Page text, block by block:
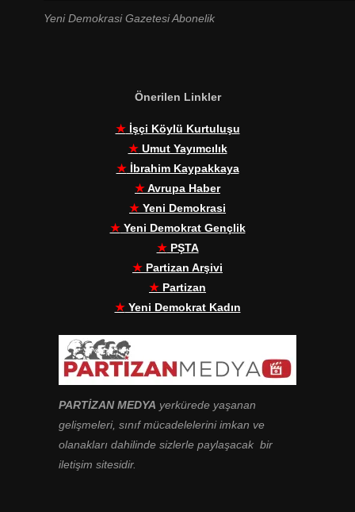
Yeni Demokrasi Gazetesi Abonelik
Önerilen Linkler
★İşçi Köylü Kurtuluşu
★Umut Yayımcılık
★İbrahim Kaypakkaya
★Avrupa Haber
★ Yeni Demokrasi
★Yeni Demokrat Gençlik
★PŞTA
★ Partizan Arşivi
★ Partizan
★Yeni Demokrat Kadın
PARTİZAN MEDYA yerkürede yaşanan
gelişmeleri, sınıf mücadelelerini imkan ve
olanakları dahilinde sizlerle paylaşacak bir
iletişim sitesidir.